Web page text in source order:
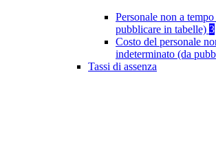
Personale non a
pubblicare in tabelle) 3
Costo del personale
indeterminato (da
Tassi di assenza